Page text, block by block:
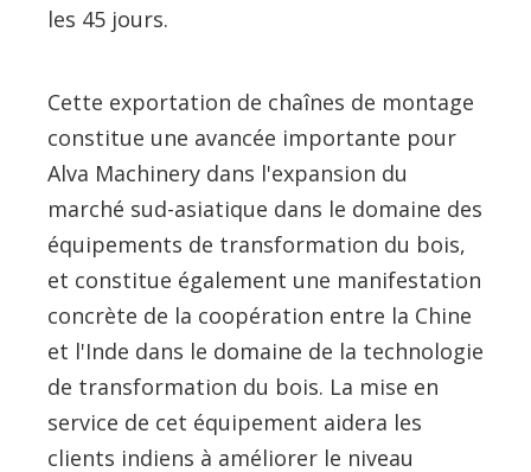
les 45 jours.
Cette exportation de chaînes de montage
constitue une avancée importante pour
Alva Machinery dans l'expansion du
marché sud-asiatique dans le domaine des
équipements de transformation du bois,
et constitue également une manifestation
concrète de la coopération entre la Chine
et l'Inde dans le domaine de la technologie
de transformation du bois. La mise en
service de cet équipement aidera les
clients indiens à améliorer le niveau